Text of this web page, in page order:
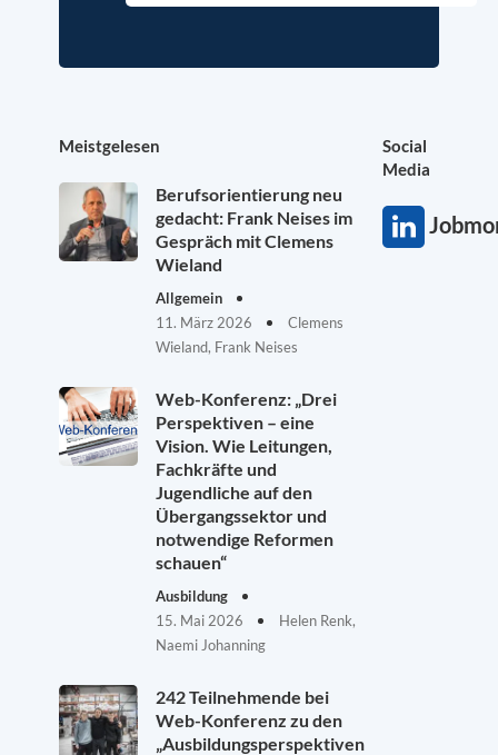
Meistgelesen
Berufsorientierung neu
gedacht: Frank Neises im
Gespräch mit Clemens
Wieland
Allgemein
11. März 2026
Clemens
Wieland, Frank Neises
Web-Konferenz: „Drei
Perspektiven – eine
Vision. Wie Leitungen,
Fachkräfte und
Jugendliche auf den
Übergangssektor und
notwendige Reformen
schauen“
Ausbildung
15. Mai 2026
Helen Renk,
Naemi Johanning
242 Teilnehmende bei
Web-Konferenz zu den
„Ausbildungsperspektiven
Social
Media